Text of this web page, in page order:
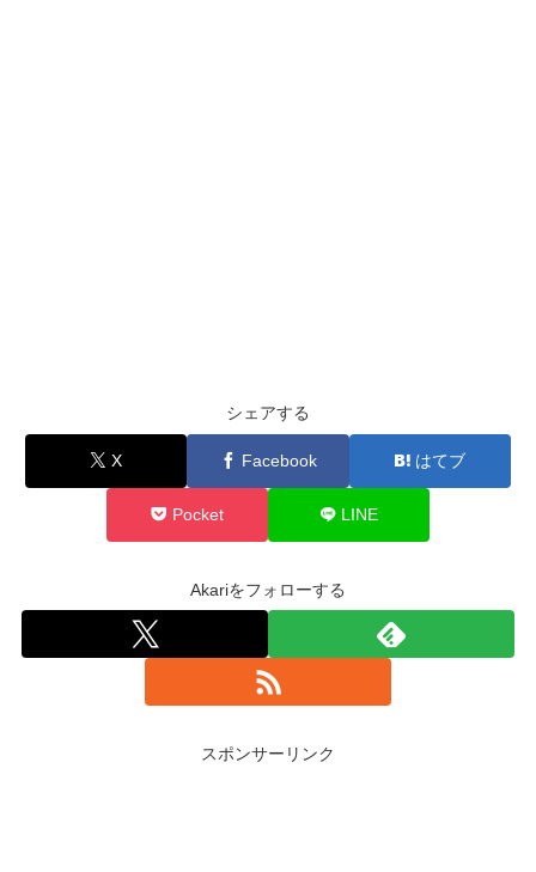
シェアする
X Facebook はてブ
Pocket LINE
Akariをフォローする
スポンサーリンク